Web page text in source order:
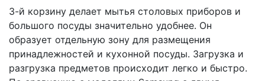
3-й корзину делает мытья столовых приборов и
большого посуды значительно удобнее. Он
образует отдельную зону для размещения
принадлежностей и кухонной посуды. Загрузка и
разгрузка предметов происходит легко и быстро.